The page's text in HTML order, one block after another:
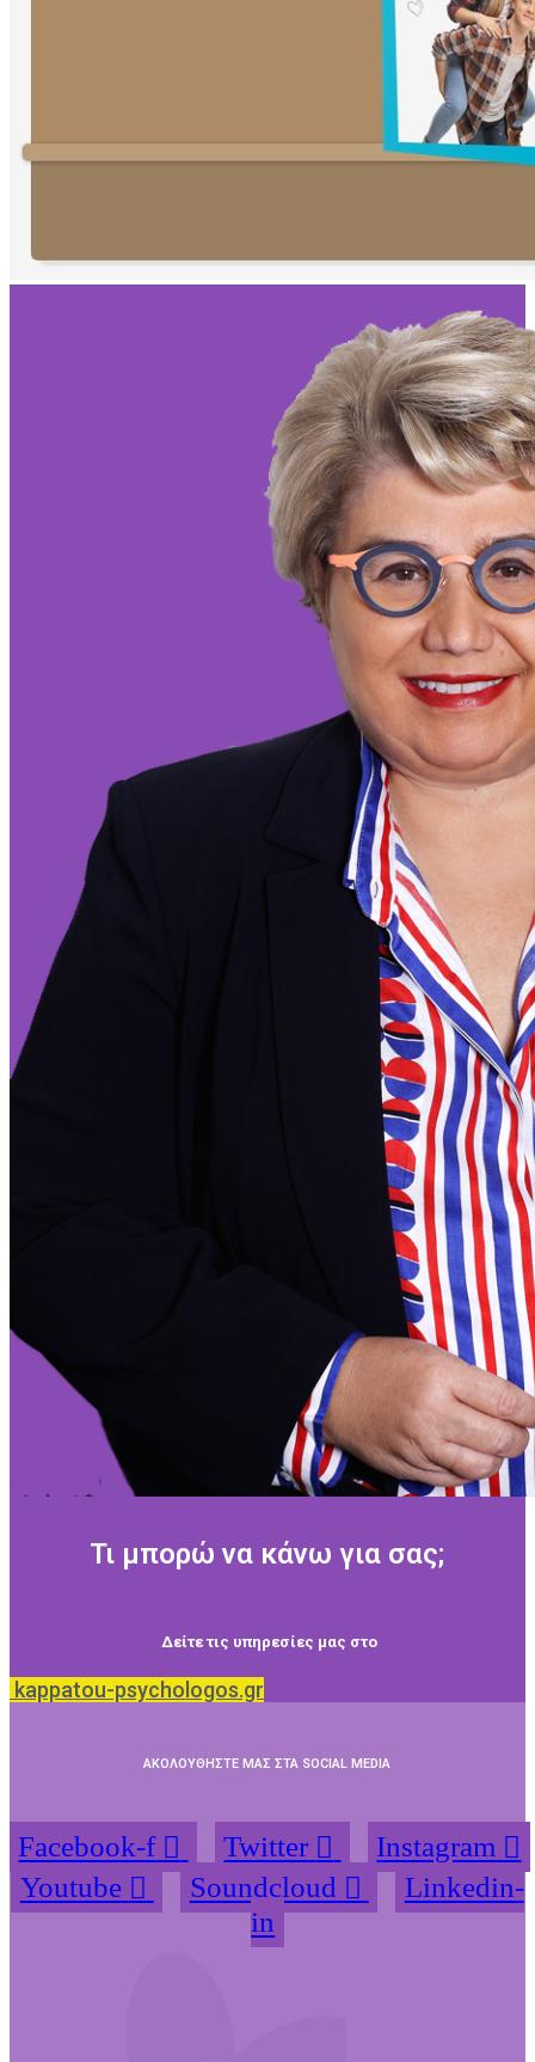
Τι μπορώ να κάνω για σας;
Δείτε τις υπηρεσίες μας στο
kappatou-psychologos.gr
ΑΚΟΛΟΥΘΗΣΤΕ ΜΑΣ ΣΤΑ SOCIAL MEDIA
Facebook-f Twitter
Instagram
Youtube
Soundcloud
Linkedin-
in